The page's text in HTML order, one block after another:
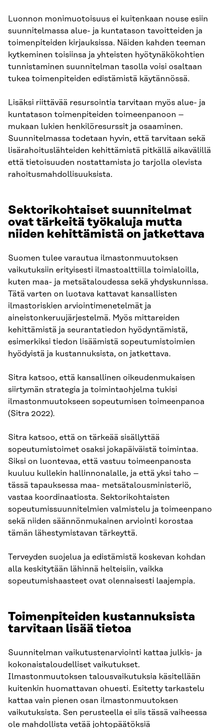
Luonnon monimuotoisuus ei kuitenkaan nouse esiin
suunnitelmassa alue- ja kuntatason tavoitteiden ja
toimenpiteiden kirjauksissa. Näiden kahden teeman
kytkeminen toisiinsa ja yhteisten hyötynäkökohtien
tunnistaminen suunnitelman tasolla voisi osaltaan
tukea toimenpiteiden edistämistä käytännössä.
Lisäksi riittävää resursointia tarvitaan myös alue- ja
kuntatason toimenpiteiden toimeenpanoon –
mukaan lukien henkilöresurssit ja osaaminen.
Suunnitelmassa todetaan hyvin, että tarvitaan sekä
lisärahoituslähteiden kehittämistä pitkällä aikavälillä
että tietoisuuden nostattamista jo tarjolla olevista
rahoitusmahdollisuuksista.
Sektorikohtaiset suunnitelmat
ovat tärkeitä työkaluja mutta
niiden kehittämistä on jatkettava
Suomen tulee varautua ilmastonmuutoksen
vaikutuksiin erityisesti ilmastoalttiilla toimialoilla,
kuten maa- ja metsätaloudessa sekä yhdyskunnissa.
Tätä varten on luotava kattavat kansallisten
ilmastoriskien arviointimenetelmät ja
aineistonkeruujärjestelmä. Myös mittareiden
kehittämistä ja seurantatiedon hyödyntämistä,
esimerkiksi tiedon lisäämistä sopeutumistoimien
hyödyistä ja kustannuksista, on jatkettava.
Sitra katsoo, että kansallinen oikeudenmukaisen
siirtymän strategia ja toimintaohjelma tukisi
ilmastonmuutokseen sopeutumisen toimeenpanoa
(Sitra 2022).
Sitra katsoo, että on tärkeää sisällyttää
sopeutumistoimet osaksi jokapäiväistä toimintaa.
Siksi on luontevaa, että vastuu toimeenpanosta
kuuluu kullekin hallinnonalalle, ja että yksi taho –
tässä tapauksessa maa- metsätalousministeriö,
vastaa koordinaatiosta. Sektorikohtaisten
sopeutumissuunnitelmien valmistelu ja toimeenpano
sekä niiden säännönmukainen arviointi korostaa
tämän lähestymistavan tärkeyttä.
Terveyden suojelua ja edistämistä koskevan kohdan
alla keskitytään lähinnä helteisiin, vaikka
sopeutumishaasteet ovat olennaisesti laajempia.
Toimenpiteiden kustannuksista
tarvitaan lisää tietoa
Suunnitelman vaikutustenarviointi kattaa julkis- ja
kokonaistaloudelliset vaikutukset.
Ilmastonmuutoksen talousvaikutuksia käsitellään
kuitenkin huomattavan ohuesti. Esitetty tarkastelu
kattaa vain pienen osan ilmastonmuutoksen
vaikutuksista. Sen perusteella ei siis tässä vaiheessa
ole mahdollista vetää johtopäätöksiä